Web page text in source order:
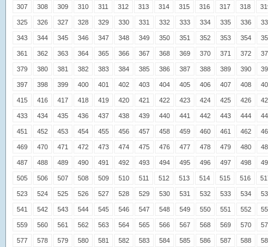
307 308 309 310 311 312 313 314 315 316 317 318
325 326 327 328 329 330 331 332 333 334 335 336
343 344 345 346 347 348 349 350 351 352 353 354
361 362 363 364 365 366 367 368 369 370 371 372
379 380 381 382 383 384 385 386 387 388 389 390
397 398 399 400 401 402 403 404 405 406 407 408
415 416 417 418 419 420 421 422 423 424 425 426
433 434 435 436 437 438 439 440 441 442 443 444
451 452 453 454 455 456 457 458 459 460 461 462
469 470 471 472 473 474 475 476 477 478 479 480
487 488 489 490 491 492 493 494 495 496 497 498
505 506 507 508 509 510 511 512 513 514 515 516
523 524 525 526 527 528 529 530 531 532 533 534
541 542 543 544 545 546 547 548 549 550 551 552
559 560 561 562 563 564 565 566 567 568 569 570
577 578 579 580 581 582 583 584 585 586 587 588